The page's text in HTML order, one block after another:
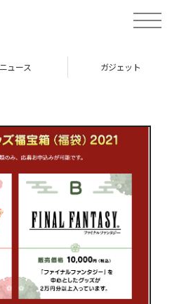
toggle
ニュース ガジェット